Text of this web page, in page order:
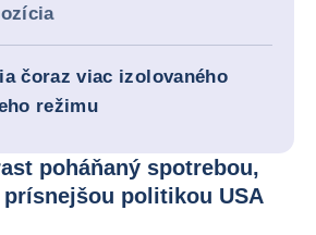
čoraz viac izolovaného
režimu
poháňaný spotrebou,
politikou USA